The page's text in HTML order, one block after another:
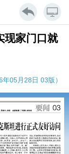
现家门口就
年05月28日 03版）